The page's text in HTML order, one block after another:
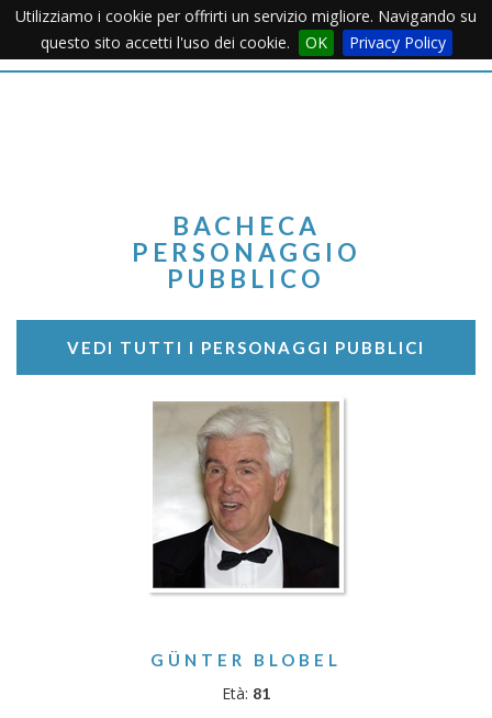
Utilizziamo i cookie per offrirti un servizio migliore. Navigando su
questo sito accetti l'uso dei cookie.
OK Privacy PolicyMenu
BACHECA
PERSONAGGIO
PUBBLICO
VEDI TUTTI I PERSONAGGI PUBBLICI
GÜNTER BLOBEL
Età: 81